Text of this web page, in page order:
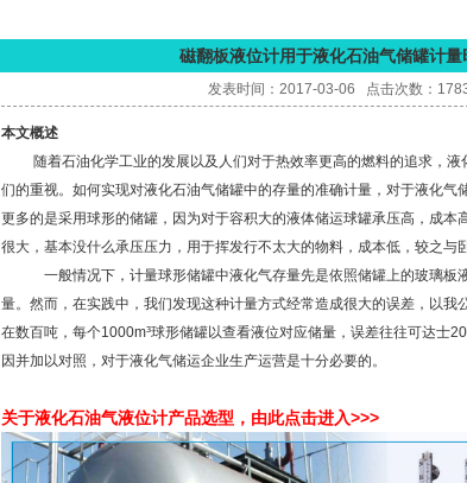
磁翻板液位计用于液化石油气储罐计
发表时间：2017-03-06 点击次数：
本文概述
随着石油化学工业的发展以及人们对于热效率更高的燃料的追求，液
们的重视。如何实现对液化石油气储罐中的存量的准确计量，对于液化气
更多的是采用球形的储罐，因为对于容积大的液体储运球罐承压高，成
很大，基本没什么承压压力，用于挥发行不太大的物料，成本低，较之与
一般情况下，计量球形储罐中液化气存量先是依照储罐上的玻璃板
量。然而，在实践中，我们发现这种计量方式经常造成很大的误差，以
在数百吨，每个1000m³球形储罐以查看液位对应储量，误差往往可达士
因并加以对照，对于液化气储运企业生产运营是十分必要的。
关于液化石油气液位计产品选型，由此点击进入>>>